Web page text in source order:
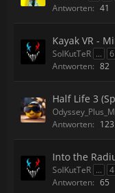
Antworten: 41
Kayak VR -
SolKutTeR ... 6
Antworten: 82
Half Life 3
Antworten: 123
Into the
SolKutTeR ... 4
Antworten: 65